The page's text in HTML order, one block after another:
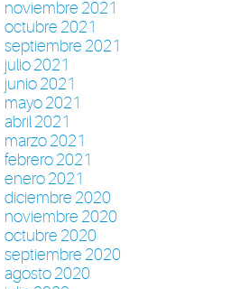
noviembre 2021
octubre 2021
septiembre 2021
julio 2021
junio 2021
mayo 2021
abril 2021
marzo 2021
febrero 2021
enero 2021
diciembre 2020
noviembre 2020
octubre 2020
septiembre 2020
agosto 2020